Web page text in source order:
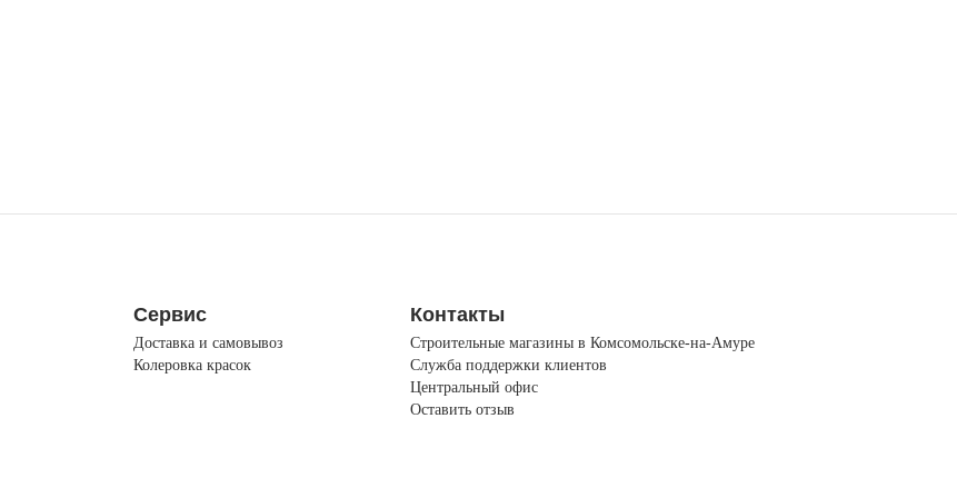
Сервис
Доставка и самовывоз
Колеровка красок
Контакты
Строительные магазины в Комсомольске-на-Амуре
Служба поддержки клиентов
Центральный офис
Оставить отзыв